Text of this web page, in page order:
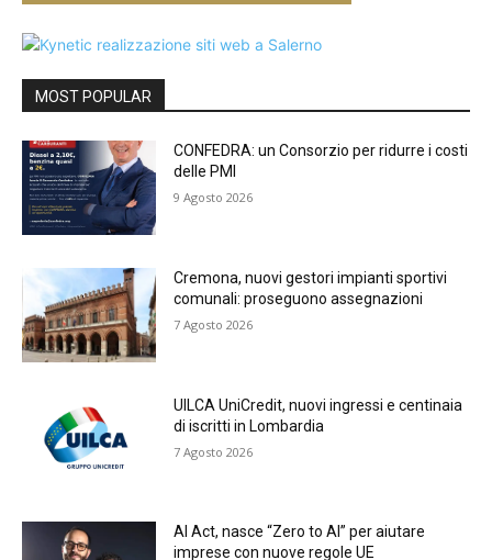
MOST POPULAR
CONFEDRA: un Consorzio per ridurre i costi
delle PMI
9 Agosto 2026
Cremona, nuovi gestori impianti sportivi
comunali: proseguono assegnazioni
7 Agosto 2026
UILCA UniCredit, nuovi ingressi e centinaia
di iscritti in Lombardia
7 Agosto 2026
AI Act, nasce “Zero to AI” per aiutare
imprese con nuove regole UE